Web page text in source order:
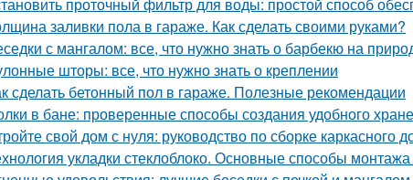
заливки пола в гараже. Как сделать своими руками?
с мангалом: все, что нужно знать о барбекю на
шторы: все, что нужно знать о креплении
сделать бетонный пол в гараже. Полезные рекомендации
в бане: проверенные способы создания удобного
свой дом с нуля: руководство по сборке каркасного
укладки стеклоблоко. Основные способы монтажа